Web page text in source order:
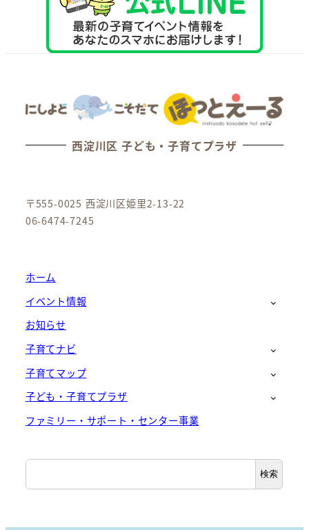
西淀川区 子ども・子育てプラザ
〒555-0025 西淀川区姫里2-13-22
06-6474-7245
ホーム
イベント情報
お知らせ
子育てナビ
子育てマップ
子ども・子育てプラザ
ファミリー・サポート・センター事業
検
索
検索